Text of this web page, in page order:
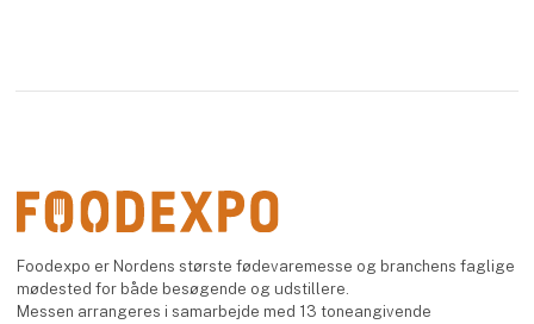
Foodexpo er Nordens største fødevaremesse og branchens faglige
mødested for både besøgende og udstillere.
Messen arrangeres i samarbejde med 13 toneangivende